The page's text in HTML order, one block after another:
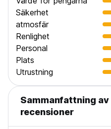
Säkerhet
atmosfär
Renlighet
Personal
Plats
Utrustning
Sammanfattning
recensioner